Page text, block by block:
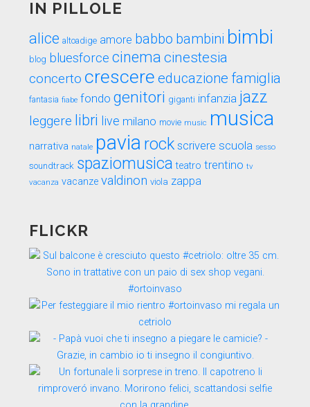
IN PILLOLE
alice altoadige amore babbo bambini bimbi
blog bluesforce cinema cinestesia
concerto crescere educazione famiglia
fantasia fiabe fondo genitori giganti infanzia jazz
leggere libri live milano movie music musica
narrativa natale pavia rock scrivere scuola sesso
soundtrack spaziomusica teatro trentino tv
vacanza vacanze valdinon viola zappa
FLICKR